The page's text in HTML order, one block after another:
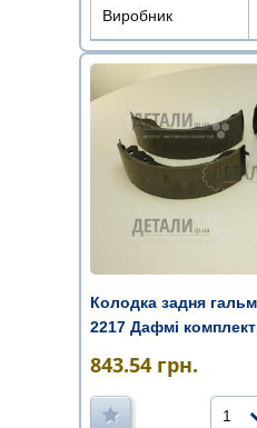
Виробник
Колодка задня
2217 Дафмі комплект
843.54 грн.
1